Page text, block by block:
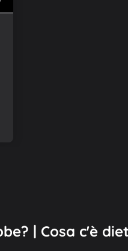
| Cosa c'è